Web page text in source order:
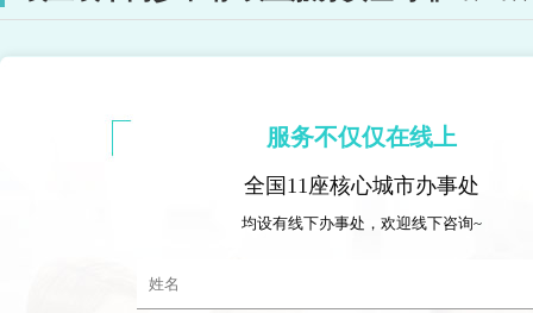
服务不仅仅在线上
全国11座核心城市办事处
均设有线下办事处，欢迎线下咨询~